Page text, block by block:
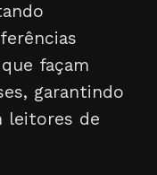
façam
garantindo
leitores de